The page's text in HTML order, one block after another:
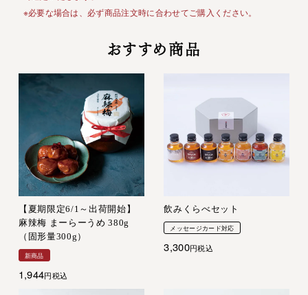
※必要な場合は、必ず商品注文時に合わせてご購入ください。
おすすめ商品
【夏期限定6/1～出荷開始】
麻辣梅 まーらーうめ 380g
（固形量300g）
新商品
1,944 税込
飲みくらべセット
メッセージカード対応
3,300 税込